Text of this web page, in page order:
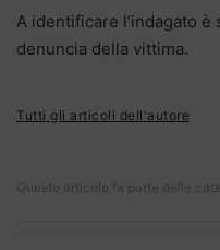
A identificare l’indagato
denuncia della vittima.
Tutti gli articoli dell'autore
Questo articolo fa parte delle